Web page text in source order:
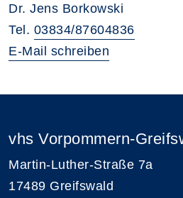
Dr. Jens Borkowski
Tel. 03834/87604836
E-Mail schreiben
vhs Vorpommern-
Martin-Luther-Straße 7a
17489 Greifswald